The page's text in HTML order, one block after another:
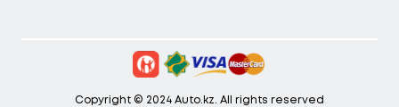
Copyright © 2024 Auto.kz. All rights reserved